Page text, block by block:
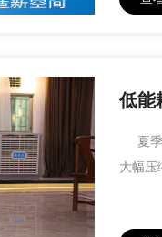
低能
夏季
大幅压